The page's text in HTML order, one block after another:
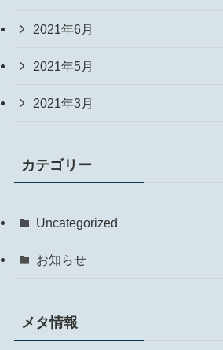
2021年6月
2021年5月
2021年3月
カテゴリー
Uncategorized
お知らせ
メタ情報